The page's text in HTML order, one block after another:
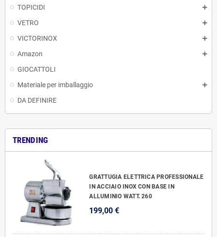
TOPICIDI
VETRO
VICTORINOX
Amazon
GIOCATTOLI
Materiale per imballaggio
DA DEFINIRE
TRENDING
GRATTUGIA ELETTRICA PROFESSIONALE
IN ACCIAIO INOX CON BASE IN
ALLUMINIO WATT. 260
199,00 €